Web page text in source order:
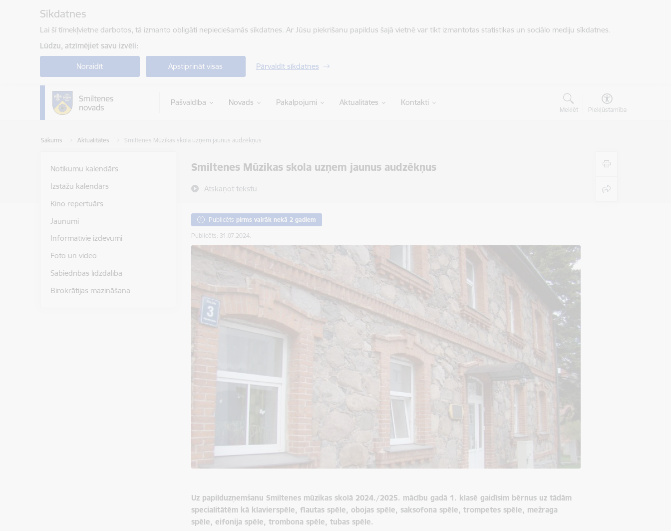
Sīkdatnes
Lai šī tīmekļvietne darbotos, tā izmanto obligāti nepieciešamās sīkdatnes. Ar Jūsu piekrišanu papildus šajā vietnē var tikt izmantotas statistikas un sociālo mediju sīkdatnes.
Lūdzu, atzīmējiet savu izvēli:
Noraidīt Apstiprināt visas Pārvaldīt sīkdatnes
Pašvaldība Novads Pakalpojumi Aktualitātes Kontakti
Meklēt Piekļūstamība
Sākums Aktualitātes Smiltenes Mūzikas skola uzņem jaunus audzēkņus
Smiltenes Mūzikas skola uzņem jaunus audzēkņus
Atskaņot tekstu
Notikumu kalendārs
Izstāžu kalendārs
Kino repertuārs
Jaunumi
Informatīvie izdevumi
Foto un video
Sabiedrības līdzdalība
Birokrātijas mazināšana
Publicēts pirms vairāk nekā 2 gadiem
Publicēts: 31.07.2024.
Uz papilduzņemšanu Smiltenes mūzikas skolā 2024./2025. mācību gadā 1. klasē gaidīsim bērnus uz tādām
specialitātēm kā klavierspēle, flautas spēle, obojas spēle, saksofona spēle, trompetes spēle, mežraga
spēle, eifonija spēle, trombona spēle, tubas spēle.